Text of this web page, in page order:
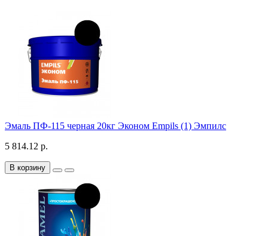
Эмаль ПФ-115 черная 20кг Эконом Empils (1) Эмпилс
5 814.12 р.
В корзину